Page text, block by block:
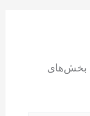
بخش‌های